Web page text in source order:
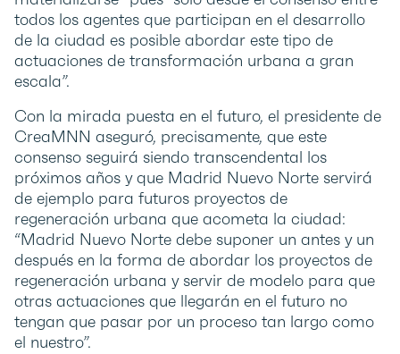
todos los agentes que participan en el desarrollo
de la ciudad es posible abordar este tipo de
actuaciones de transformación urbana a gran
escala”.
Con la mirada puesta en el futuro, el presidente de
CreaMNN aseguró, precisamente, que este
consenso seguirá siendo transcendental los
próximos años y que Madrid Nuevo Norte servirá
de ejemplo para futuros proyectos de
regeneración urbana que acometa la ciudad:
“Madrid Nuevo Norte debe suponer un antes y un
después en la forma de abordar los proyectos de
regeneración urbana y servir de modelo para que
otras actuaciones que llegarán en el futuro no
tengan que pasar por un proceso tan largo como
el nuestro”.